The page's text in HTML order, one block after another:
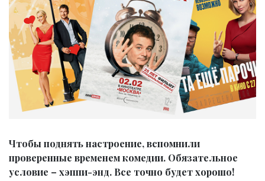
Чтобы поднять настроение, вспомнили
проверенные временем комедии. Обязательное
условие – хэппи-энд. Все точно будет хорошо!